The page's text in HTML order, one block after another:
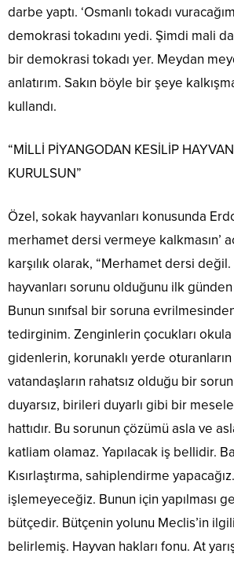
darbe yaptı. ‘Osmanlı tokadı
demokrasi tokadını yedi. Şimdi mali
bir demokrasi tokadı yer. Meydan
anlatırım. Sakın böyle bir şeye
kullandı.
“MİLLİ PİYANGODAN KESİLİP
KURULSUN”
Özel, sokak hayvanları konusunda
merhamet dersi vermeye kalkmasın’
karşılık olarak, “Merhamet dersi
hayvanları sorunu olduğunu ilk
Bunun sınıfsal bir soruna
tedirginim. Zenginlerin çocukları
gidenlerin, korunaklı yerde
vatandaşların rahatsız olduğu bir
duyarsız, birileri duyarlı gibi bir
hattıdır. Bu sorunun çözümü asla ve
katliam olamaz. Yapılacak iş bellidir.
Kısırlaştırma, sahiplendirme
işlemeyeceğiz. Bunun için yapılması
bütçedir. Bütçenin yolunu Meclis’in
belirlemiş. Hayvan hakları fonu. At